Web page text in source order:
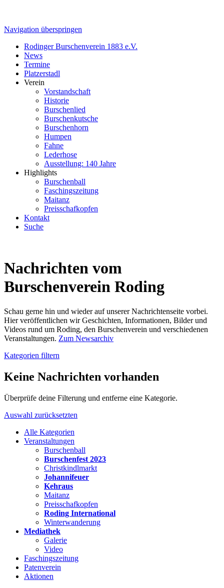
Navigation überspringen
Rodinger Burschenverein 1883 e.V.
News
Termine
Platzerstadl
Verein
Vorstandschaft
Historie
Burschenlied
Burschenkutsche
Burschenhorn
Humpen
Fahne
Lederhose
Ausstellung: 140 Jahre
Highlights
Burschenball
Faschingszeitung
Maitanz
Preisschafkopfen
Kontakt
Suche
Nachrichten vom
Burschenverein Roding
Schau gerne hin und wieder auf unserer Nachrichtenseite vorbei.
Hier veröffentlichen wir Geschichten, Informationen, Bilder und
Videos rund um Roding, den Burschenverein und verschiedenen
Veranstaltungen. Zum Newsarchiv
Kategorien filtern
Keine Nachrichten vorhanden
Überprüfe deine Filterung und entferne eine Kategorie.
Auswahl zurücksetzten
Alle Kategorien
Veranstaltungen
Burschenball
Burschenfest 2023
Christkindlmarkt
Johannifeuer
Kehraus
Maitanz
Preisschafkopfen
Roding International
Winterwanderung
Mediathek
Galerie
Video
Faschingszeitung
Patenverein
Aktionen